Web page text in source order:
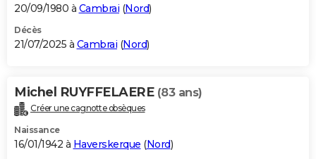
GUIDES D'ACHAT
BONS PLANS
Carte de Noël
Carte Bonne année
Carte Saint-Valentin
Carte Pâques
Carte d'anniversaire
DICTIONNAIRE
Dictionnaire
Biographies
Citations
Expressions
Proverbes
PROGRAMME TV
20/09/1980 à Cambrai (Nord)
Décès
21/07/2025 à Cambrai (Nord)
Michel RUYFFELAERE (83 ans)
Créer une cagnotte obsèques
Naissance
16/01/1942 à Haverskerque (Nord)